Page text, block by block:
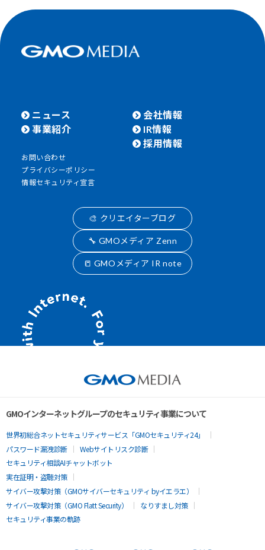
ニュース
事業紹介
会社情報
IR情報
採用情報
お問い合わせ
プライバシーポリシー
情報セキュリティ宣言
🎨 クリエイターブログ
🔧 GMOメディア Zenn
📒 GMOメディア IR note
GMOインターネットグループのセキュリティ事業について
世界初総合ネットセキュリティサービス「GMOセキュリティ24」
パスワード漏洩診断
Webサイトリスク診断
セキュリティ相談AIチャットボット
実在証明・盗聴対策
サイバー攻撃対策（GMOサイバーセキュリティ byイエラエ）
サイバー攻撃対策（GMO Flatt Security）
なりすまし対策
セキュリティ事業の軌跡